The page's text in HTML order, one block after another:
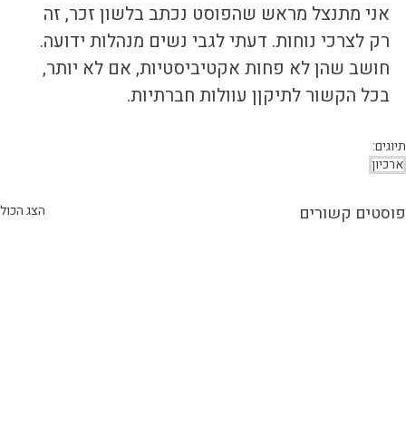
אני מתנצל מראש שהפוסט נכתב בלשון זכר, זה
רק לצרכי נוחות. דעתי לגבי נשים מנהלות ידועה.
חושב שהן לא פחות אקטיביסטיות, אם לא יותר,
בכל הקשור לתיקןן עוולות חברתיות.
תיוגים:
ארכיון
פוסטים קשורים הצג הכול